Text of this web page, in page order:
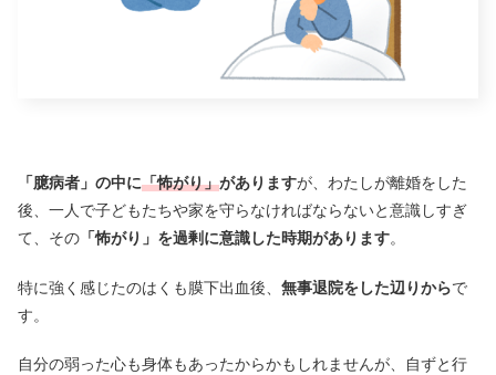
「臆病者」の中に「怖がり」がありますが、わたしが離婚をした
後、一人で子どもたちや家を守らなければならないと意識しすぎ
て、その 「怖がり」を過剰に意識した時期があります。
特に強く感じたのはくも膜下出血後、 無事退院をした辺りからで
す。
自分の弱った心も身体もあったからかもしれませんが、自ずと行